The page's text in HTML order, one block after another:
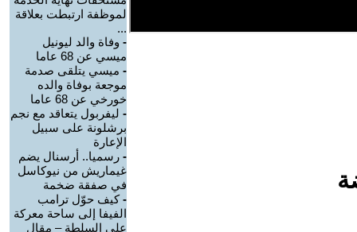
لموظفة ارتبطت بعلاقة
...
- وفاة والد ليونيل
ميسي عن 68 عاما
- ميسي يتلقى صدمة
موجعة بوفاة والده
خورخي عن 68 عاما
- ليفربول يتعاقد مع نجم
برشلونة على سبيل
الإعارة
- رسميا.. أرسنال يضم
غيماريش من نيوكاسل
في صفقة ضخمة
-كيف حوّل ترامب
الفيفا إلى ساحة معركة
على السلطة – مقال